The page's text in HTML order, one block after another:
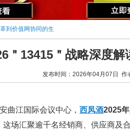
到价值网协同的生
＂13415＂战略深度
发布时间：2026年04月07日 作
曲江国际会议中心， 西凤酒2025
这场汇聚逾千名经销商、供应商及